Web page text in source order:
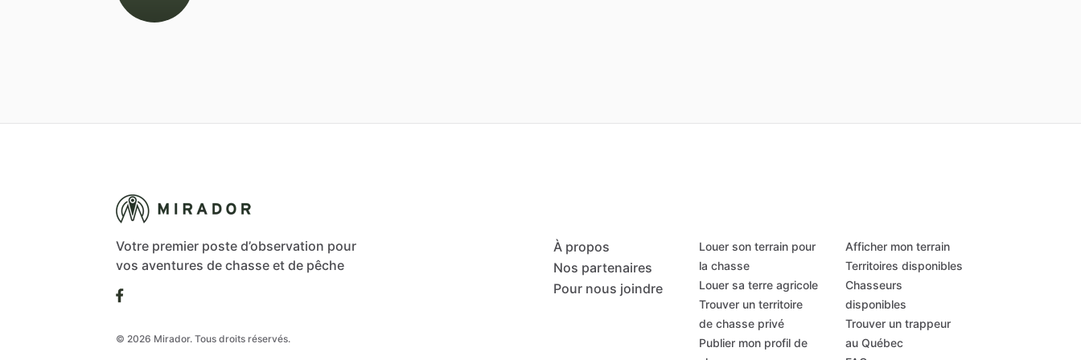
Votre premier poste d’observation pour
vos aventures de chasse et de pêche
© 2026 Mirador. Tous droits réservés.
À propos
Nos partenaires
Pour nous joindre
Louer son terrain pour
la chasse
Louer sa terre agricole
Trouver un territoire
de chasse privé
Publier mon profil de
Afficher mon terrain
Territoires disponibles
Chasseurs
disponibles
Trouver un trappeur
au Québec